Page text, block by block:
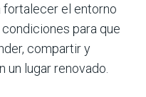
el entorno
para que
compartir y
un lugar renovado.